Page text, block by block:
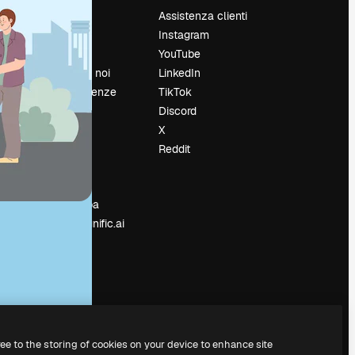
Chi siamo
Recensioni
Lavora con noi
Cerca tendenze
Blog
Eventi
Sala stampa
Cerchi magnific.ai
Assistenza clienti
Instagram
YouTube
LinkedIn
TikTok
Discord
X
Reddit
to the storing of cookies on your device to enhance site